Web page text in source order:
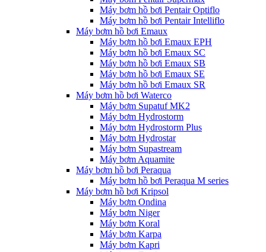
Máy bơm hồ bơi Pentair Optiflo
Máy bơm hồ bơi Pentair Intelliflo
Máy bơm hồ bơi Emaux
Máy bơm hồ bơi Emaux EPH
Máy bơm hồ bơi Emaux SC
Máy bơm hồ bơi Emaux SB
Máy bơm hồ bơi Emaux SE
Máy bơm hồ bơi Emaux SR
Máy bơm hồ bơi Waterco
Máy bơm Supatuf MK2
Máy bơm Hydrostorm
Máy bơm Hydrostorm Plus
Máy bơm Hydrostar
Máy bơm Supastream
Máy bơm Aquamite
Máy bơm hồ bơi Peraqua
Máy bơm hồ bơi Peraqua M series
Máy bơm hồ bơi Kripsol
Máy bơm Ondina
Máy bơm Niger
Máy bơm Koral
Máy bơm Karpa
Máy bơm Kapri